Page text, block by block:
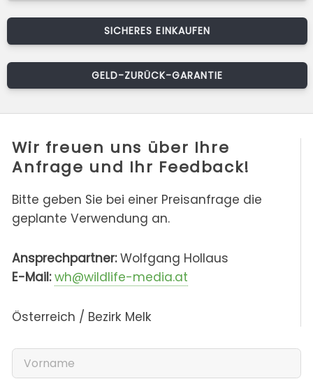
SICHERES EINKAUFEN
GELD-ZURÜCK-GARANTIE
Wir freuen uns über Ihre
Anfrage und Ihr Feedback!
Bitte geben Sie bei einer Preisanfrage die
geplante Verwendung an.
Ansprechpartner:Wolfgang Hollaus
E-Mail: wh@wildlife-media.at
Österreich / Bezirk Melk